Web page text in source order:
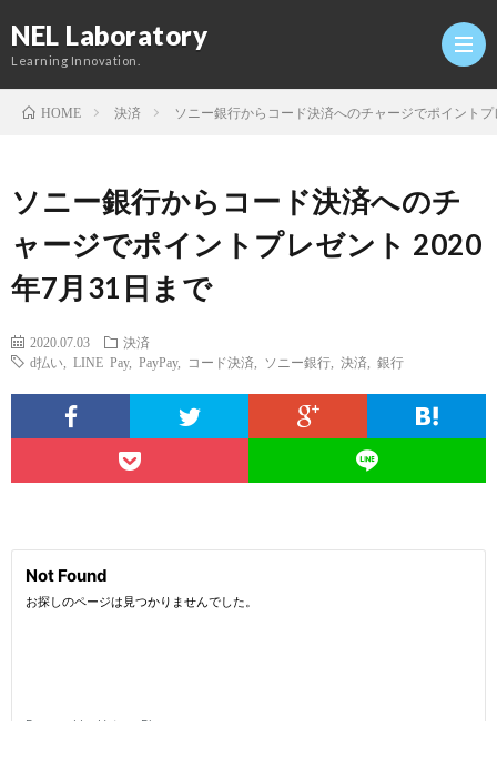
NEL Laboratory
Learning Innovation.
HOME 決済 ソニー銀行からコード決済へのチャージでポイント
ソニー銀行からコード決済へのチ
ャージでポイントプレゼント 2020
年7月31日まで
2020.07.03
決済
d払い
LINE Pay, PayPay, コード決済 ソニー銀行 決済 銀行